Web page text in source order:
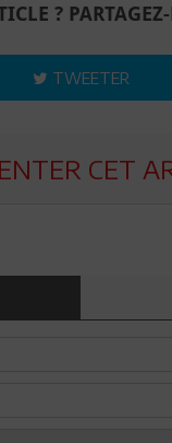
?
TWEETER
CET